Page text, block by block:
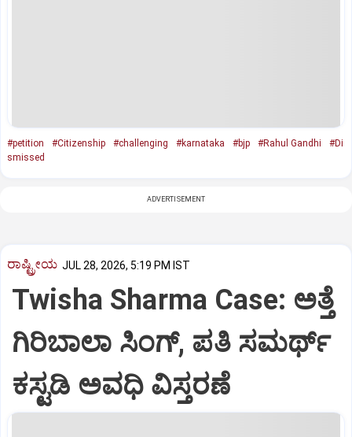
#petition #Citizenship #challenging #karnataka #bjp #Rahul Gandhi
#Di
smissed
ADVERTISEMENT
ರಾಷ್ಟ್ರೀಯ JUL 28, 2026, 5:19 PM IST
Twisha Sharma Case: ಅತ್ತೆ
ಗಿರಿಬಾಲಾ ಸಿಂಗ್, ಪತಿ ಸಮರ್ಥ್
ಕಸ್ಟಡಿ ಅವಧಿ ವಿಸ್ತರಣೆ